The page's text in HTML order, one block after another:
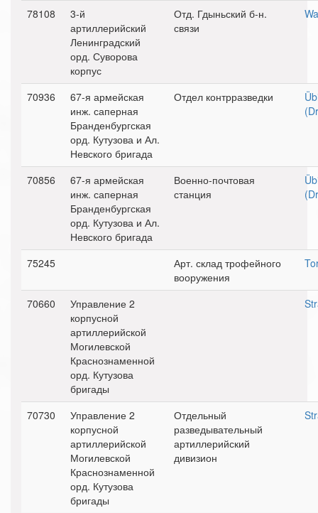
78108
3-й
артиллерийский
Ленинградский
орд. Суворова
корпус
Отд. Гдыньский б-н.
связи
70936
67-я армейская
инж. саперная
Бранденбургская
орд. Кутузова и Ал.
Невского бригада
Отдел контрразведки
70856
67-я армейская
инж. саперная
Бранденбургская
орд. Кутузова и Ал.
Невского бригада
Военно-почтовая
станция
75245
Арт. склад трофейного
вооружения
70660
Управление 2
корпусной
артиллерийской
Могилевской
Краснознаменной
орд. Кутузова
бригады
70730
Управление 2
корпусной
артиллерийской
Могилевской
Краснознаменной
орд. Кутузова
бригады
Отдельный
разведывательный
артиллерийский
дивизион